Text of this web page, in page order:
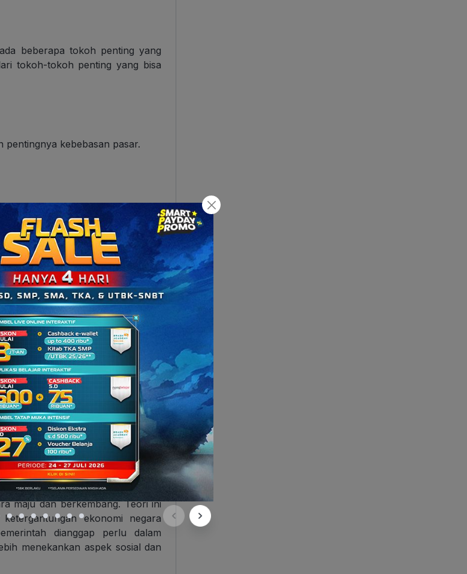
ada beberapa tokoh penting yang
tokoh-tokoh penting yang bisa
pentingnya kebebasan pasar.
sosial
demi keadilan. Teori-teori
Teori ini cukup terkenal karena
modern.Menurut Rostow, negara
bisa tumbuh secara mandiri.
ekonomi mereka.
bahwa pertumbuhan ekonomi
Peran teknologi dan modal dalam
ini. Semakin tinggi tabungan dan
maju dan berkembang. Teori ini
ekonomi negara
dianggap perlu dalam
menekankan aspek sosial dan